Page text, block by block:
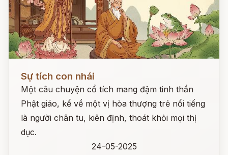
Sự tích con nhái
Một câu chuyện cổ tích mang đậm tinh thần
Phật giáo, kể về một vị hòa thượng trẻ nổi tiếng
là người chân tu, kiên định, thoát khỏi mọi thị
dục.
24-05-2025